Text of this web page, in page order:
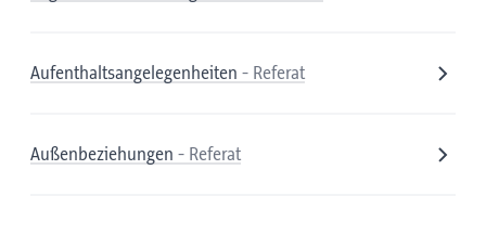
Aufenthaltsangelegenheiten - Referat
Außenbeziehungen - Referat